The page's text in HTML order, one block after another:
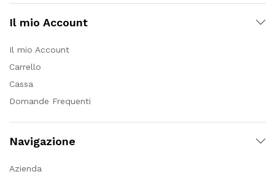
Il mio Account
Il mio Account
Carrello
Cassa
Domande Frequenti
Navigazione
Azienda